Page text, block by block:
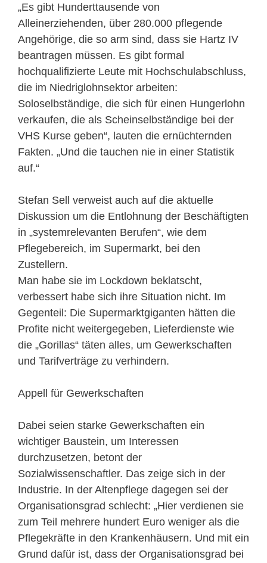
„Es gibt Hunderttausende von
Alleinerziehenden, über 280.000 pflegende
Angehörige, die so arm sind, dass sie Hartz IV
beantragen müssen. Es gibt formal
hochqualifizierte Leute mit Hochschulabschluss,
die im Niedriglohnsektor arbeiten:
Soloselbständige, die sich für einen Hungerlohn
verkaufen, die als Scheinselbständige bei der
VHS Kurse geben“, lauten die ernüchternden
Fakten. „Und die tauchen nie in einer Statistik
auf.“
Stefan Sell verweist auch auf die aktuelle
Diskussion um die Entlohnung der Beschäftigten
in „systemrelevanten Berufen“, wie dem
Pflegebereich, im Supermarkt, bei den
Zustellern.
Man habe sie im Lockdown beklatscht,
verbessert habe sich ihre Situation nicht. Im
Gegenteil: Die Supermarktgiganten hätten die
Profite nicht weitergegeben, Lieferdienste wie
die „Gorillas“ täten alles, um Gewerkschaften
und Tarifverträge zu verhindern.
Appell für Gewerkschaften
Dabei seien starke Gewerkschaften ein
wichtiger Baustein, um Interessen
durchzusetzen, betont der
Sozialwissenschaftler. Das zeige sich in der
Industrie. In der Altenpflege dagegen sei der
Organisationsgrad schlecht: „Hier verdienen sie
zum Teil mehrere hundert Euro weniger als die
Pflegekräfte in den Krankenhäusern. Und mit ein
Grund dafür ist, dass der Organisationsgrad bei